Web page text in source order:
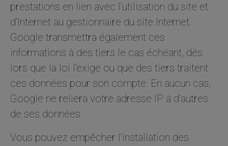
prestations en lien avec l’utilisation du site et
d’Internet au gestionnaire du site Internet.
Google transmettra également ces
informations à des tiers le cas échéant, dès
lors que la loi l’exige ou que des tiers traitent
ces données pour son compte. En aucun cas,
Google ne reliera votre adresse IP à d’autres
de ses données.
Vous pouvez empêcher l’installation des